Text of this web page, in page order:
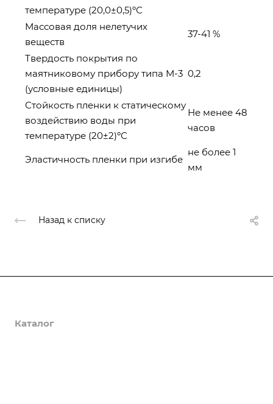
температуре (20,0±0,5)ºС
Массовая доля нелетучих
веществ
37-41 %
Твердость покрытия по
маятниковому прибору типа М-3
(условные единицы)
0,2
Стойкость пленки к статическому
воздействию воды при
температуре (20±2)ºС
Не менее 48
часов
Эластичность пленки при изгибе
не более 1
мм
Назад к списку
Каталог